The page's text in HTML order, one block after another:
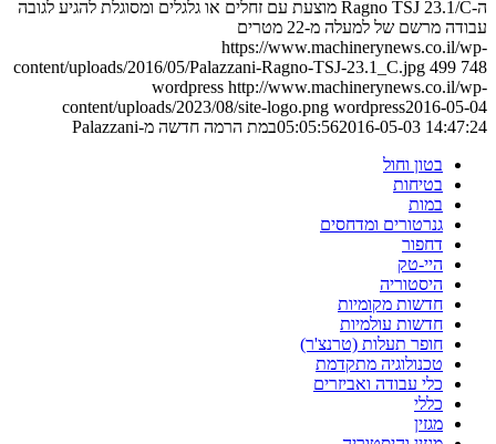
ה-Ragno TSJ 23.1/C מוצעת עם זחלים או גלגלים ומסוגלת להגיע לגובה
עבודה מרשם של למעלה מ-22 מטרים
https://www.machinerynews.co.il/wp-
content/uploads/2016/05/Palazzani-Ragno-TSJ-23.1_C.jpg 499 748
wordpress http://www.machinerynews.co.il/wp-
content/uploads/2023/08/site-logo.png wordpress2016-05-04
05:05:562016-05-03 14:47:24
במת הרמה חדשה מ-Palazzani
בטון וחול
בטיחות
במות
גנרטורים ומדחסים
דחפור
היי-טק
היסטוריה
חדשות מקומיות
חדשות עולמיות
חופר תעלות (טרנצ'ר)
טכנולוגיה מתקדמת
כלי עבודה ואביזרים
כללי
מגזין